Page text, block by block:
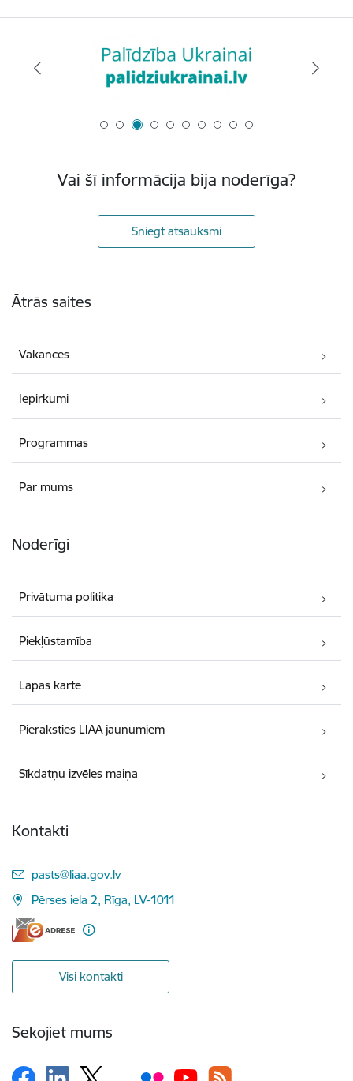
Vai šī informācija bija noderīga?
Sniegt atsauksmi
Ātrās saites
Vakances
Iepirkumi
Programmas
Par mums
Noderīgi
Privātuma politika
Piekļūstamība
Lapas karte
Pieraksties LIAA jaunumiem
Sīkdatņu izvēles maiņa
Kontakti
E-pasts:
pasts@liaa.gov.lv
Pērses iela 2, Rīga, LV-1011
Visi kontakti
Sekojiet mums